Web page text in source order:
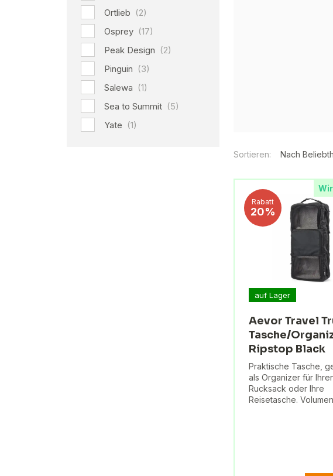
Ortlieb (2)
Osprey (17)
Peak Design (2)
Pinguin (3)
Salewa (1)
Sea to Summit (5)
Yate (1)
Sortieren: Nach
Rabatt
20%
auf Lager
Aevor Travel
Tasche/
Ripstop Black
Praktische Tasche,
als Organizer für
Rucksack oder Ihre
Reisetasche.